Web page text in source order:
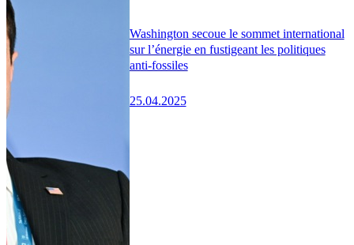
Washington secoue le sommet international
sur l’énergie en fustigeant les politiques
anti-fossiles
25.04.2025